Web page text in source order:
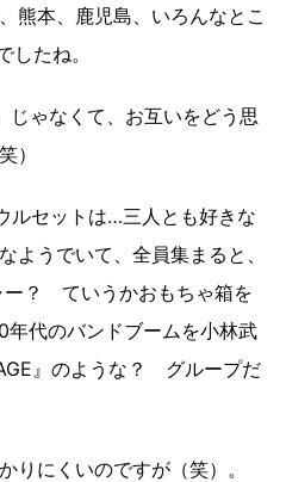
熊本、鹿児島、いろんなとこ
たね。
じゃなくて、お互いをどう思
）
ルセットは…三人とも好きな
ようでいて、全員集まると、
ー？ ていうかおもちゃ箱を
代のバンドブームを小林武
』のような？ グループだ
にくいのですが（笑）。